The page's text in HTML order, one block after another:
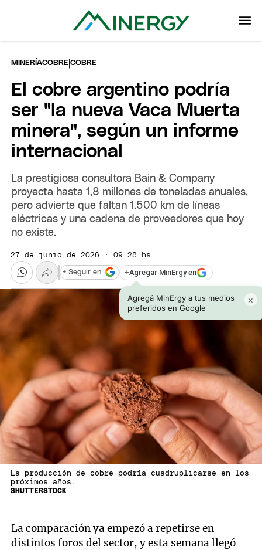
MINERÍACOBRE |COBRE
El cobre argentino podría
ser "la nueva Vaca Muerta
minera", según un informe
internacional
La prestigiosa consultora Bain & Company
proyecta hasta 1,8 millones de toneladas anuales,
pero advierte que faltan 1.500 km de líneas
eléctricas y una cadena de proveedores que hoy
no existe.
27 de junio de 2026 · 09:28 hs
+Agregar MinErgy en
Agregá MinErgy a tus medios
preferidos en Google
×
+ Seguir en
La producción de cobre podría cuadruplicarse en los
próximos años.
SHUTTERSTOCK
La comparación ya empezó a repetirse en
distintos foros del sector, y esta semana llegó